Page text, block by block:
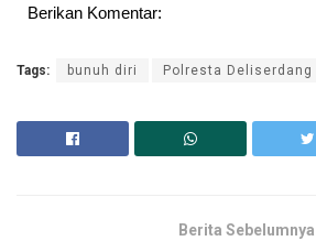
Berikan Komentar:
Tags: bunuh diri Polresta Deliserdang
Berita Sebelumnya